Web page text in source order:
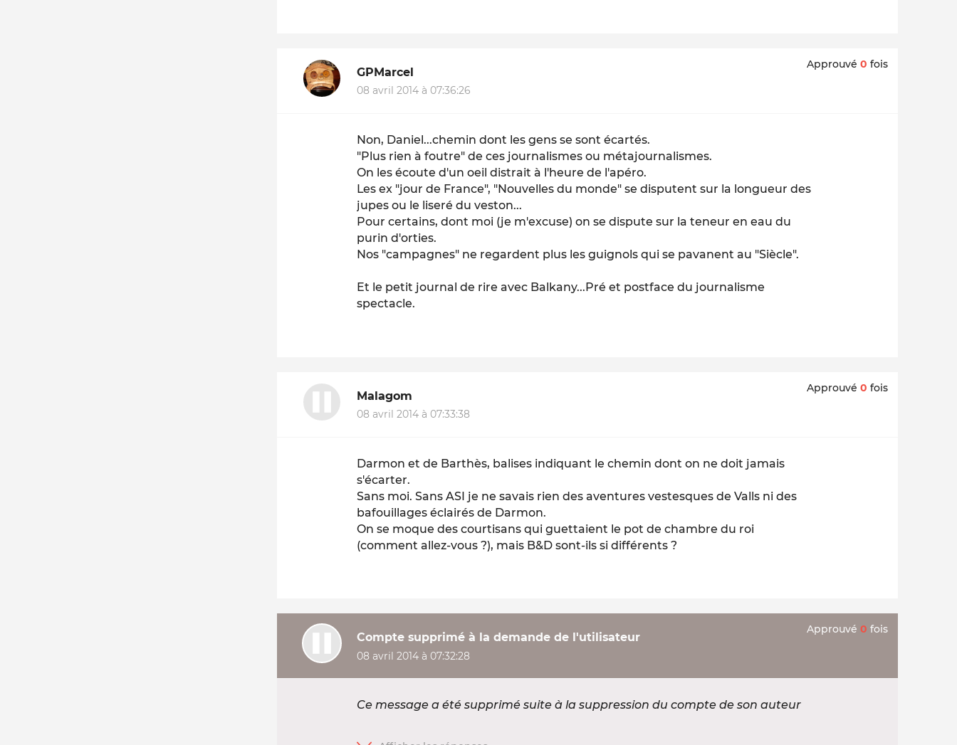
GPMarcel
08 avril 2014 à 07:36:26
Approuvé 0 fois
Non, Daniel...chemin dont les gens se sont écartés.
"Plus rien à foutre" de ces journalismes ou métajournalismes.
On les écoute d'un oeil distrait à l'heure de l'apéro.
Les ex "jour de France", "Nouvelles du monde" se disputent sur la longueur des
jupes ou le liseré du veston...
Pour certains, dont moi (je m'excuse) on se dispute sur la teneur en eau du
purin d'orties.
Nos "campagnes" ne regardent plus les guignols qui se pavanent au "Siècle".
Et le petit journal de rire avec Balkany...Pré et postface du journalisme
spectacle.
Malagom
08 avril 2014 à 07:33:38
Approuvé 0 fois
Darmon et de Barthès, balises indiquant le chemin dont on ne doit jamais
s'écarter.
Sans moi. Sans ASI je ne savais rien des aventures vestesques de Valls ni des
bafouillages éclairés de Darmon.
On se moque des courtisans qui guettaient le pot de chambre du roi
(comment allez-vous ?), mais B&D sont-ils si différents ?
Compte supprimé à la demande de l'utilisateur
08 avril 2014 à 07:32:28
Approuvé 0 fois
Ce message a été supprimé suite à la suppression du compte de son auteur